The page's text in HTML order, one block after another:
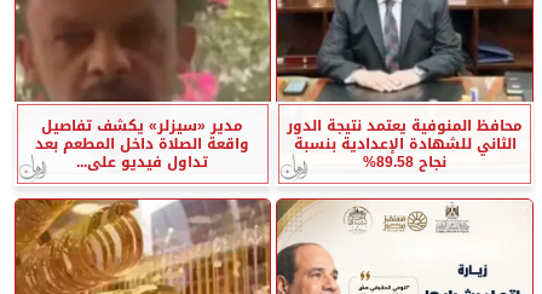
محافظ المنوفية يعتمد نتيجة الدور
الثاني للشهادة الإعدادية بنسبة
نجاح 89.58%
مدير «سيزلر» يكشف تفاصيل
واقعة الصلاة داخل المطعم بعد
تداول فيديو على...